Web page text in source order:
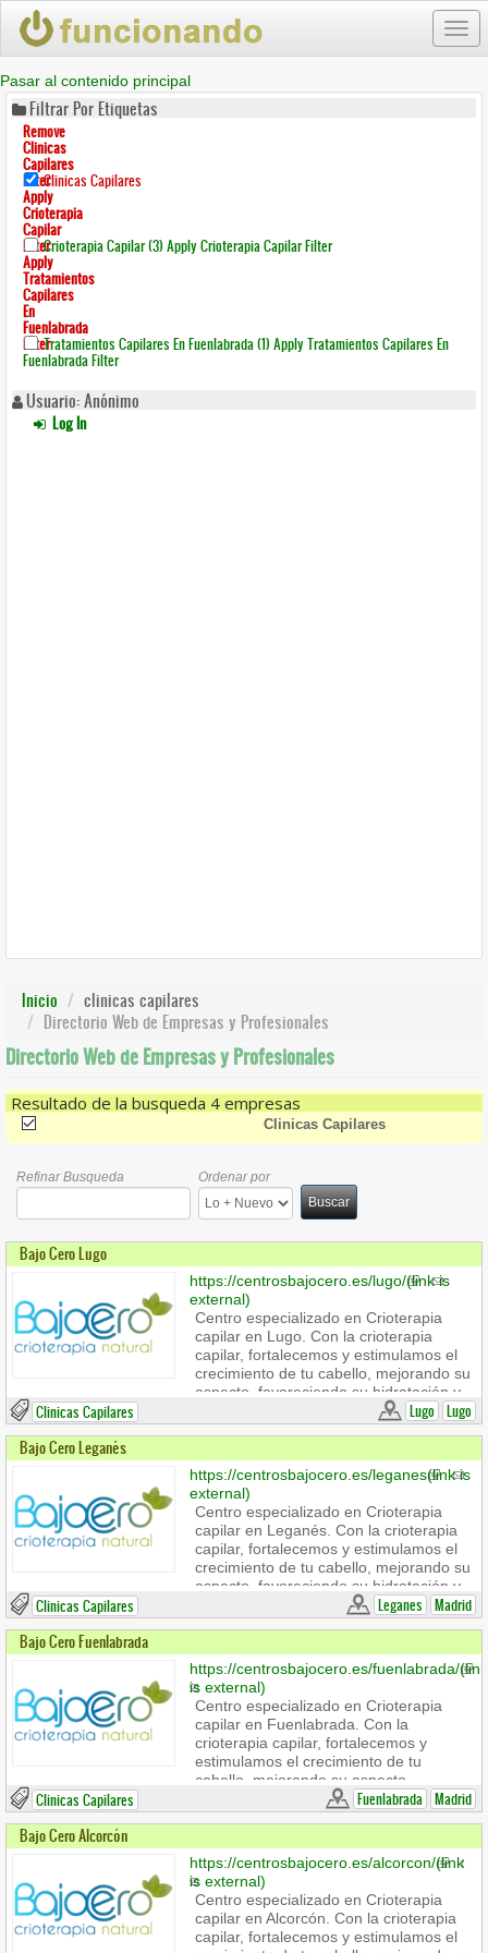
Pasar al contenido principal
Filtrar Por Etiquetas
Remove
Clinicas
Capilares
FilterClinicas Capilares
Apply
Crioterapia
Capilar
FilterCrioterapia Capilar (3) Apply Crioterapia Capilar Filter
Apply
Tratamientos
Capilares
En
Fuenlabrada
FilterTratamientos Capilares En Fuenlabrada (1) Apply Tratamientos Capilares En
Fuenlabrada Filter
Usuario: Anónimo
Log In
Inicio
clinicas capilares
Directorio Web de Empresas y Profesionales
Directorio Web de Empresas y Profesionales
Resultado de la busqueda 4 empresas
(-) Clinicas Capilares
Refinar Busqueda
Ordenar por
Buscar
Bajo Cero Lugo
https://centrosbajocero.es/lugo/(link is
external)
Centro especializado en Crioterapia
capilar en Lugo. Con la crioterapia
capilar, fortalecemos y estimulamos el
crecimiento de tu cabello, mejorando su
aspecto, favoreciendo su hidratación y
nutrición de manera totalmente natural.
Contact info
Bajo Cero Lugo
Dirección : Av. de A Coruña, 150 27003,
Lugo
Sitio web :
https://centrosbajocero.es/lugo/(link is
external)
Teléfono : +34 669 692 734
Lugo Lugo
Clinicas Capilares
Bajo Cero Leganés
https://centrosbajocero.es/leganes(link is
external)
Centro especializado en Crioterapia
capilar en Leganés. Con la crioterapia
capilar, fortalecemos y estimulamos el
crecimiento de tu cabello, mejorando su
aspecto, favoreciendo su hidratación y
nutrición de manera totalmente natural.
Contact info
Bajo Cero Leganés
Dirección : C/ de Ordóñez, 26, 28911,
Leganés, Madrid
Sitio web :
https://centrosbajocero.es/leganes
is external)
Teléfono : +34 919 281 094 | +34 614
110 857
Leganes Madrid
Clinicas Capilares
Bajo Cero Fuenlabrada
https://centrosbajocero.es/fuenlabrada/(link
is external)
Centro especializado en Crioterapia
capilar en Fuenlabrada. Con la
crioterapia capilar, fortalecemos y
estimulamos el crecimiento de tu
cabello, mejorando su aspecto,
favoreciendo su hidratación y nutrición
de manera totalmente natural.
Contact info
Dirección : Avda. de la Hispanidad, 2,
28945, Fuenlabrada, Madrid
Sitio web :
https://centrosbajocero.es/fuenlabrada/
is external)
Fuenlabrada Madrid
Clinicas Capilares
Bajo Cero Alcorcón
https://centrosbajocero.es/alcorcon/(link
is external)
Centro especializado en Crioterapia
capilar en Alcorcón. Con la crioterapia
capilar, fortalecemos y estimulamos el